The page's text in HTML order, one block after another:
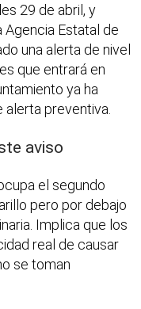
29 de abril, y
Agencia Estatal de
una alerta de nivel
que entrará en
ya ha
alerta preventiva.
aviso
el segundo
pero por debajo
Implica que los
real de causar
se toman